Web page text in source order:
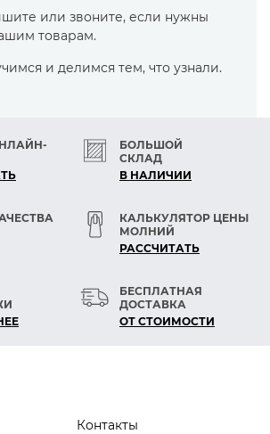
или звоните, если нужны
товарам.
и делимся тем, что узнали.
БОЛЬШОЙ
СКЛАД
В НАЛИЧИИ
КАЛЬКУЛЯТОР ЦЕНЫ
МОЛНИЙ
РАСCЧИТАТЬ
БЕСПЛАТНАЯ
ДОСТАВКА
ОТ СТОИМОСТИ
Контакты